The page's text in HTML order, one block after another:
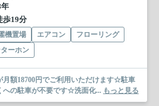
歩19分
機置場 エアコン
フローリング
ーホン
月額18700円でご利用いただけます☆駐車
への駐車が不要です☆洗面化... もっと見る